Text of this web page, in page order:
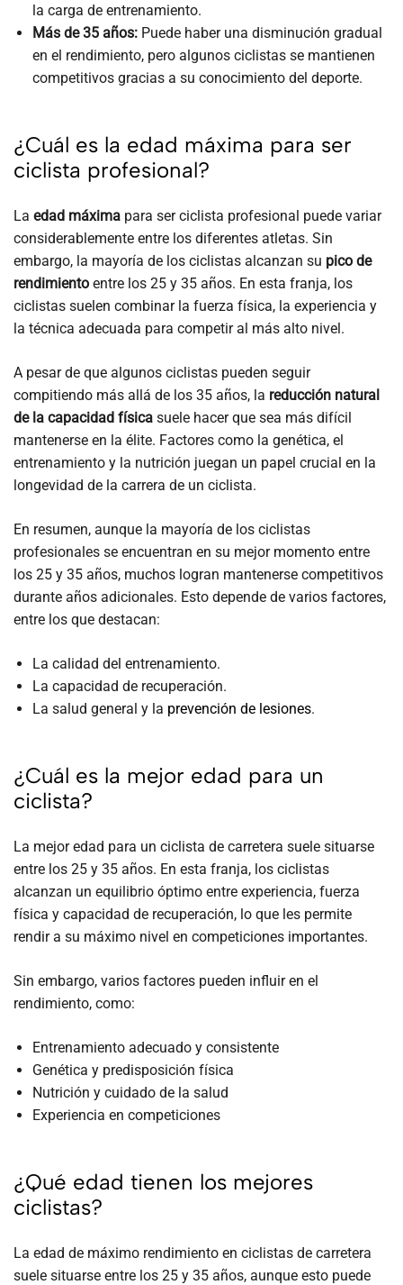
la carga de entrenamiento.
Más de 35 años:Puede haber una disminución gradual
en el rendimiento, pero algunos ciclistas se mantienen
competitivos gracias a su conocimiento del deporte.
¿Cuál es la edad máxima para ser
ciclista profesional?
La edad máxima para ser ciclista profesional puede variar
considerablemente entre los diferentes atletas. Sin
embargo, la mayoría de los ciclistas alcanzan su pico de
rendimiento entre los 25 y 35 años. En esta franja, los
ciclistas suelen combinar la fuerza física, la experiencia y
la técnica adecuada para competir al más alto nivel.
A pesar de que algunos ciclistas pueden seguir
compitiendo más allá de los 35 años, la reducción natural
de la capacidad física suele hacer que sea más difícil
mantenerse en la élite. Factores como la genética, el
entrenamiento y la nutrición juegan un papel crucial en la
longevidad de la carrera de un ciclista.
En resumen, aunque la mayoría de los ciclistas
profesionales se encuentran en su mejor momento entre
los 25 y 35 años, muchos logran mantenerse competitivos
durante años adicionales. Esto depende de varios factores,
entre los que destacan:
La calidad del entrenamiento.
La capacidad de recuperación.
La salud general y la prevención de lesiones.
¿Cuál es la mejor edad para un
ciclista?
La mejor edad para un ciclista de carretera suele situarse
entre los 25 y 35 años. En esta franja, los ciclistas
alcanzan un equilibrio óptimo entre experiencia, fuerza
física y capacidad de recuperación, lo que les permite
rendir a su máximo nivel en competiciones importantes.
Sin embargo, varios factores pueden influir en el
rendimiento, como:
Entrenamiento adecuado y consistente
Genética y predisposición física
Nutrición y cuidado de la salud
Experiencia en competiciones
¿Qué edad tienen los mejores
ciclistas?
La edad de máximo rendimiento en ciclistas de carretera
suele situarse entre los 25 y 35 años, aunque esto puede